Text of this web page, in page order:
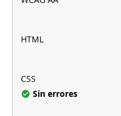
Sin errores